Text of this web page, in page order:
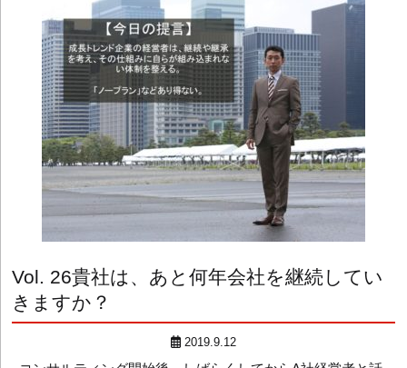
Vol. 26貴社は、あと何年会社を継続してい
きますか？
2019.9.12